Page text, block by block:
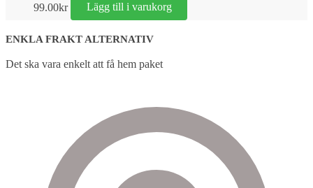
99.00kr Lägg till i varukorg
ENKLA FRAKT ALTERNATIV
Det ska vara enkelt att få hem paket